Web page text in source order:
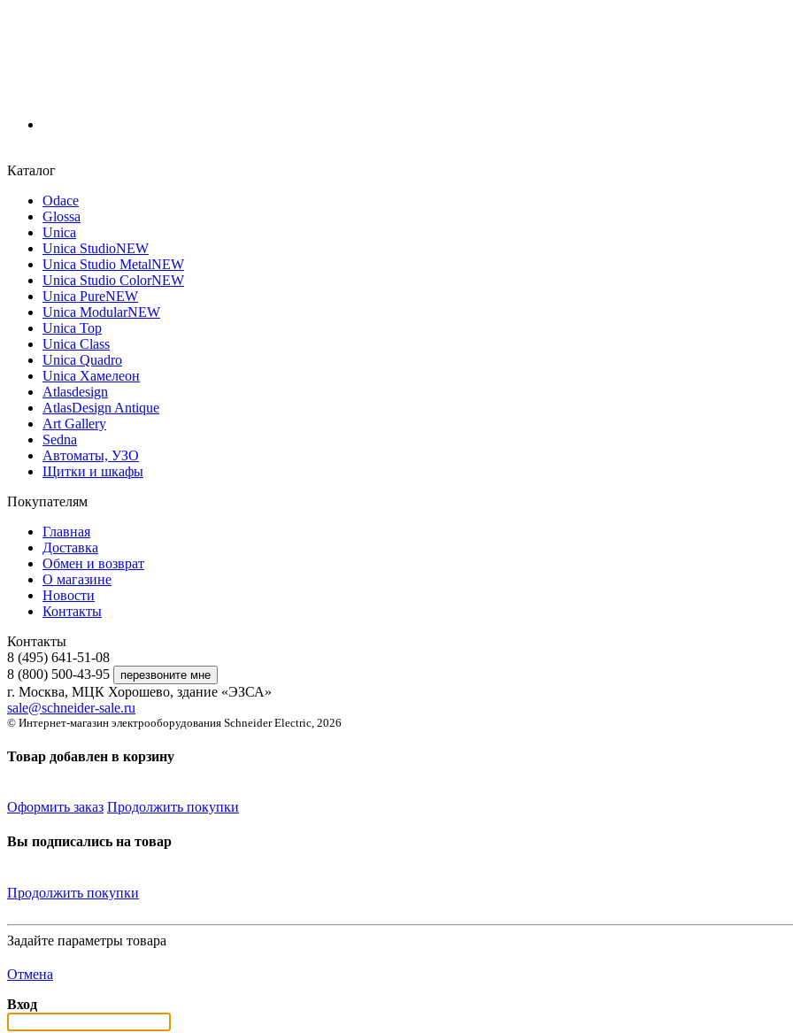
Каталог
Odace
Glossa
Unica
Unica StudioNEW
Unica Studio MetalNEW
Unica Studio ColorNEW
Unica PureNEW
Unica ModularNEW
Unica Top
Unica Class
Unica Quadro
Unica Хамелеон
Atlasdesign
AtlasDesign Antique
Art Gallery
Sedna
Автоматы, УЗО
Щитки и шкафы
Покупателям
Главная
Доставка
Обмен и возврат
О магазине
Новости
Контакты
Контакты
8 (495) 641-51-08
8 (800) 500-43-95
г. Москва, МЦК Хорошево, здание «ЭЗСА»
sale@schneider-sale.ru
© Интернет-магазин электрооборудования Schneider Electric, 2026
Товар добавлен в корзину
Оформить заказ Продолжить покупки
Вы подписались на товар
Продолжить покупки
Задайте параметры товара
Отмена
Вход